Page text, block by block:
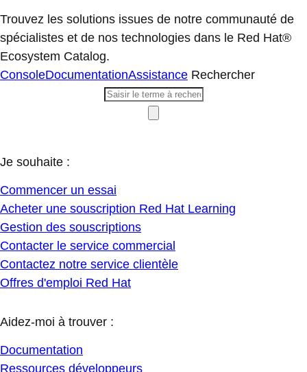
Trouvez les solutions issues de notre communauté de
spécialistes et de nos technologies dans le Red Hat®
Ecosystem Catalog.
ConsoleDocumentationAssistance Rechercher
Je souhaite :
Commencer un essai
Acheter une souscription Red Hat Learning
Gestion des souscriptions
Contacter le service commercial
Contactez notre service clientèle
Offres d'emploi Red Hat
Aidez-moi à trouver :
Documentation
Ressources développeurs